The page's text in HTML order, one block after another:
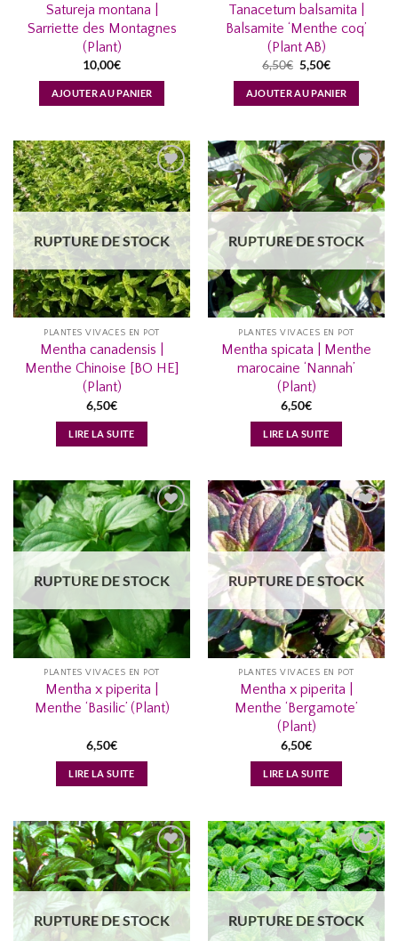
Satureja montana |
Sarriette des Montagnes
(Plant)
10,00€
AJOUTER AU PANIER
Tanacetum balsamita |
Balsamite ‘Menthe coq’
(Plant AB)
6,50€ Le
prix
initial
était :
6,50€.
5,50€Le
actuel
est :
5,50€.
AJOUTER AU PANIER
AJOUTER
À MA
LISTE
D’ENVIES...
RUPTURE DE STOCK
PLANTES VIVACES EN POT
Mentha canadensis |
Menthe Chinoise [BO HE]
(Plant)
6,50€
LIRE LA SUITE
AJOUTER
À MA
LISTE
D’ENVIES...
RUPTURE DE STOCK
PLANTES VIVACES EN POT
Mentha spicata | Menthe
marocaine ‘Nannah’
(Plant)
6,50€
LIRE LA SUITE
AJOUTER
À MA
D’ENVIES...
RUPTURE DE STOCK
PLANTES VIVACES EN POT
Mentha x piperita |
Menthe ‘Basilic’ (Plant)
6,50€
LIRE LA SUITE
AJOUTER
À MA
LISTE
D’ENVIES...
RUPTURE DE STOCK
PLANTES VIVACES EN POT
Mentha x piperita |
Menthe ‘Bergamote’
(Plant)
6,50€
LIRE LA SUITE
AJOUTER
À MA
LISTE
D’ENVIES...
RUPTURE DE STOCK
AJOUTER
À MA
D’ENVIES...
RUPTURE DE STOCK